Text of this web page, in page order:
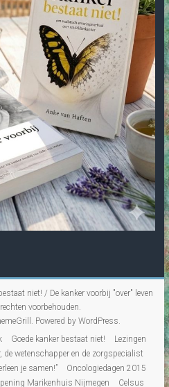
niet! / De kanker voorbij "over" leven
voorbehouden.
Powered byWordPress.
Goede kanker bestaat niet!
Lezingen
de wetenschapper en de zorgspecialist
je samen!”
Oncologiedagen 2015
Marikenhuis Nijmegen Celsus